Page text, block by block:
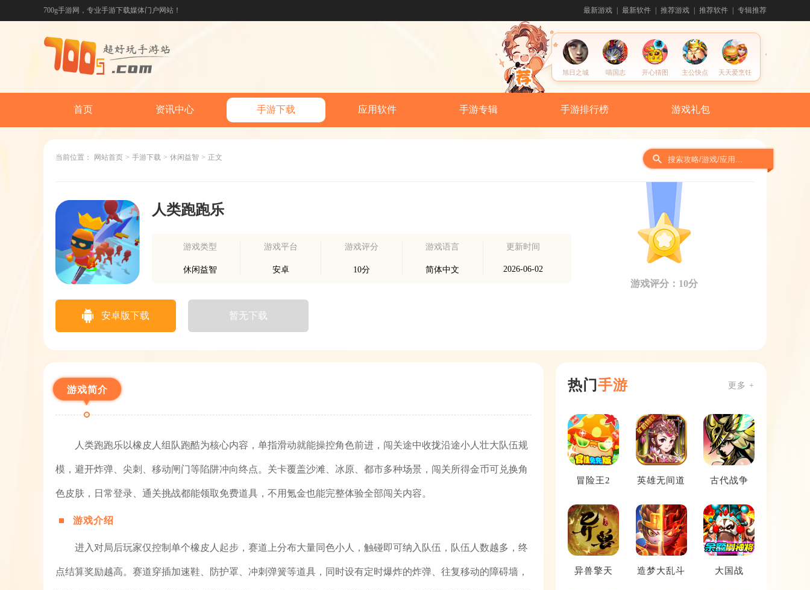
700g手游网，专业手游下载媒体门户网站！ 最新游戏 最新软件 推荐游戏 推荐软件 专辑推荐
旭日之城 喵国志 开心猜图 主公快点 天天爱烹饪
首页 资讯中心 手游下载 应用软件 手游专辑 手游排行榜 游戏礼包
当前位置： 网站首页 > 手游下载 > 休闲益智 > 正文
人类跑跑乐
游戏类型
休闲益智
游戏平台
安卓
游戏评分
10分
游戏语言
简体中文
更新时间
2026-06-02
游戏评分：10分
安卓版下载 暂无下载
游戏简介
人类跑跑乐以橡皮人组队跑酷为核心内容，单指滑动就能操控角色前进，闯关途中收拢沿途小人壮大队伍规
模，避开炸弹、尖刺、移动闸门等陷阱冲向终点。关卡覆盖沙滩、冰原、都市多种场景，闯关所得金币可兑换角
色皮肤，日常登录、通关挑战都能领取免费道具，不用氪金也能完整体验全部闯关内容。
游戏介绍
进入对局后玩家仅控制单个橡皮人起步，赛道上分布大量同色小人，触碰即可纳入队伍，队伍人数越多，终
点结算奖励越高。赛道穿插加速鞋、防护罩、冲刺弹簧等道具，同时设有定时爆炸的炸弹、往复移动的障碍墙，
热门手游 更多 +
冒险王2 英雄无间道 古代战争
异兽擎天 造梦大乱斗 大国战